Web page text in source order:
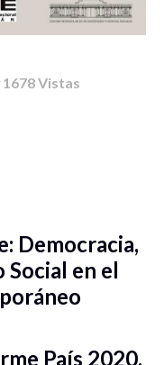
1678 Vistas
Democracia,
en el
País 2020,